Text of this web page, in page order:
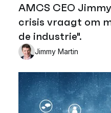
AMCS CEO
crisis vraagt om
de industrie".
Jimmy Martin